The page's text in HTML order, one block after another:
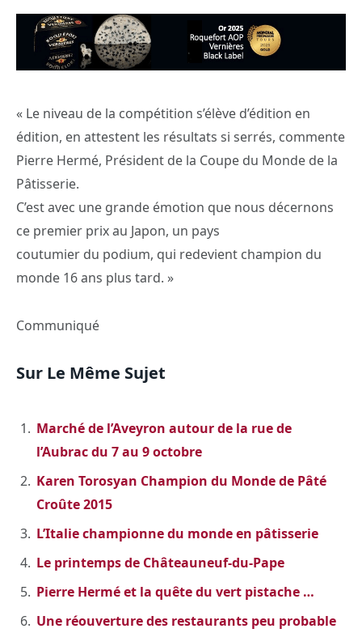
« Le niveau de la compétition s’élève d’édition en
édition, en attestent les résultats si serrés, commente
Pierre Hermé, Président de la Coupe du Monde de la
Pâtisserie.
C’est avec une grande émotion que nous décernons
ce premier prix au Japon, un pays
coutumier du podium, qui redevient champion du
monde 16 ans plus tard. »
Communiqué
Sur Le Même Sujet
Marché de l’Aveyron autour de la rue de
l’Aubrac du 7 au 9 octobre
Karen Torosyan Champion du Monde de Pâté
Croûte 2015
L’Italie championne du monde en pâtisserie
Le printemps de Châteauneuf-du-Pape
Pierre Hermé et la quête du vert pistache …
Une réouverture des restaurants peu probable